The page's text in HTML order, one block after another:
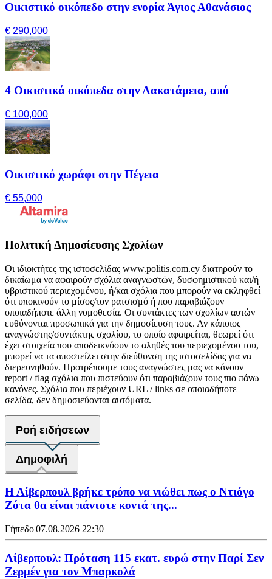
Οικιστικό οικόπεδο στην ενορία Άγιος Αθανάσιος
€ 290,000
4 Οικιστικά οικόπεδα στην Λακατάμεια, από
€ 100,000
Οικιστικό χωράφι στην Πέγεια
€ 55,000
Πολιτική Δημοσίευσης Σχολίων
Οι ιδιοκτήτες της ιστοσελίδας www.politis.com.cy διατηρούν το
δικαίωμα να αφαιρούν σχόλια αναγνωστών, δυσφημιστικού και/ή
υβριστικού περιεχομένου, ή/και σχόλια που μπορούν να εκληφθεί
ότι υποκινούν το μίσος/τον ρατσισμό ή που παραβιάζουν
οποιαδήποτε άλλη νομοθεσία. Οι συντάκτες των σχολίων αυτών
ευθύνονται προσωπικά για την δημοσίευση τους. Αν κάποιος
αναγνώστης/συντάκτης σχολίου, το οποίο αφαιρείται, θεωρεί ότι
έχει στοιχεία που αποδεικνύουν το αληθές του περιεχομένου του,
μπορεί να τα αποστείλει στην διεύθυνση της ιστοσελίδας για να
διερευνηθούν. Προτρέπουμε τους αναγνώστες μας να κάνουν
report / flag σχόλια που πιστεύουν ότι παραβιάζουν τους πιο πάνω
κανόνες. Σχόλια που περιέχουν URL / links σε οποιαδήποτε
σελίδα, δεν δημοσιεύονται αυτόματα.
Ροή ειδήσεων
Δημοφιλή
Η Λίβερπουλ βρήκε τρόπο να νιώθει πως ο Ντιόγο
Ζότα θα είναι πάντοτε κοντά της...
Γήπεδο|07.08.2026 22:30
Λίβερπουλ: Πρόταση 115 εκατ. ευρώ στην Παρί Σεν
Ζερμέν για τον Μπαρκολά